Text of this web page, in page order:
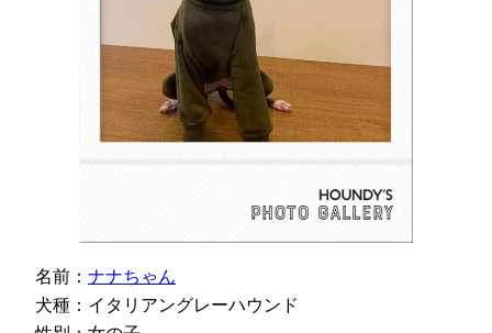
名前： ナナちゃん
犬種：イタリアングレーハウンド